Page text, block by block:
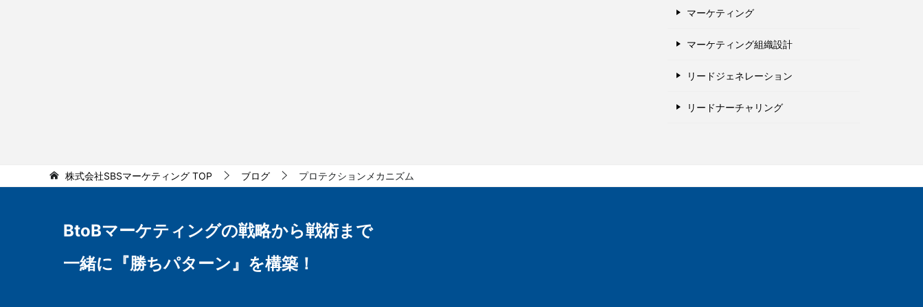
マーケティング
マーケティング組織設計
リードジェネレーション
リードナーチャリング
株式会社SBSマーケティング TOP ブログ プロテクションメカニズム
BtoBマーケティングの戦略から戦術まで
一緒に『勝ちパターン』を構築！